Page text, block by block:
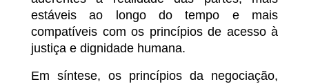
estáveis ao longo do tempo e mais
compatíveis com os princípios de acesso à
justiça e dignidade humana.
Em síntese, os princípios da negociação,